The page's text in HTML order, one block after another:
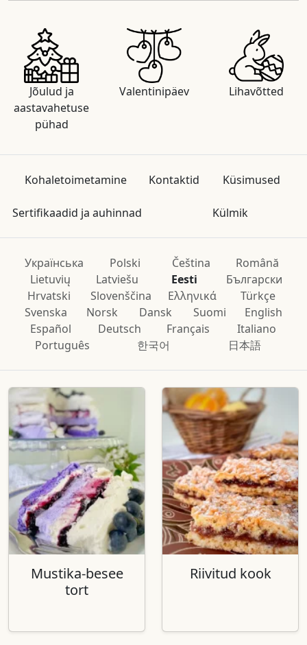
Jõulud ja
aastavahetuse
pühad
Valentinipäev Lihavõtted
Kohaletoimetamine Kontaktid Küsimused
Sertifikaadid ja auhinnad Külmik
Українська Polski Čeština
Română
Lietuvių
Latviešu Eesti
Български
Hrvatski
Slovenščina Ελληνικά
Türkçe
Svenska
Norsk Dansk Suomi
English
Español
Deutsch Français
Italiano
Português
한국어 日本語
Mustika-besee
tort
Riivitud kook